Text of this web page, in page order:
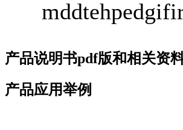
产品说明书pdf版和相关资
产品应用举例